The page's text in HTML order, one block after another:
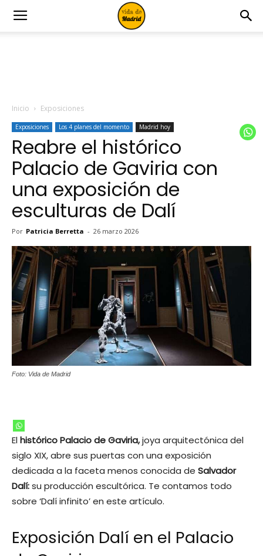
Inicio Exposiciones
Exposiciones Los 4 planes del momento Madrid hoy
Reabre el histórico
Palacio de Gaviria con
una exposición de
esculturas de Dalí
Por Patricia Berretta - 26 marzo 2026
Foto: Vida de Madrid
Elhistórico Palacio de Gaviria,joya arquitectónica del
siglo XIX, abre sus puertas con una exposición
dedicada a la faceta menos conocida de Salvador
Dalí:su producción escultórica. Te contamos todo
sobre ‘Dalí infinito’ en este artículo.
Exposición Dalí en el Palacio